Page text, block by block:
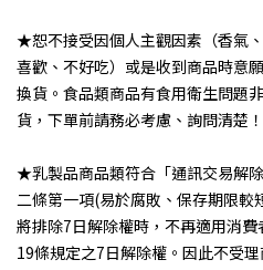
★恕不接受因個人主觀因素（香氣
喜歡、不好吃）或是收到商品時意
換貨。食品類商品有食用衛生問題
貨，下單前請務必考慮、詢問清楚！
★乳製品商品類符合「通訊交易解
二條第一項(易於腐敗、保存期限較
將排除7日解除權時，不再適用消
19條規定之7日解除權。因此不受